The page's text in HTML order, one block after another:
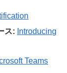
ス: Introducing
Teams